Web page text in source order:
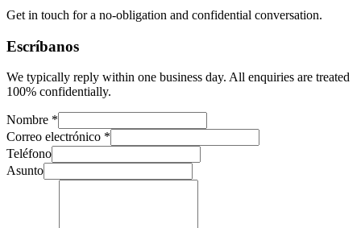
Get in touch for a no-obligation and confidential conversation.
Escríbanos
We typically reply within one business day. All enquiries are treated
100% confidentially.
Nombre *
Correo electrónico *
Teléfono
Asunto